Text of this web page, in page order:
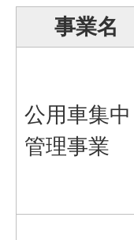
事業名
公用車集中
管理事業